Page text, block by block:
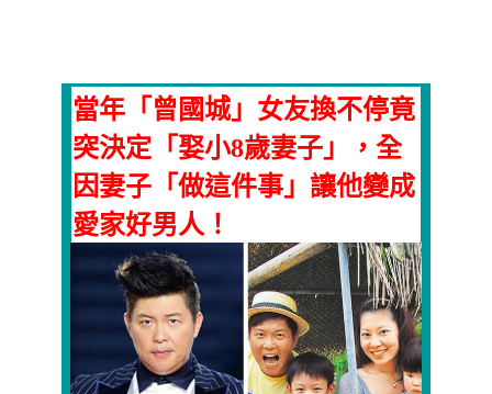
當年「曾國城」女友換不停竟
突決定「娶小8歲妻子」，全
因妻子「做這件事」讓他變成
愛家好男人！